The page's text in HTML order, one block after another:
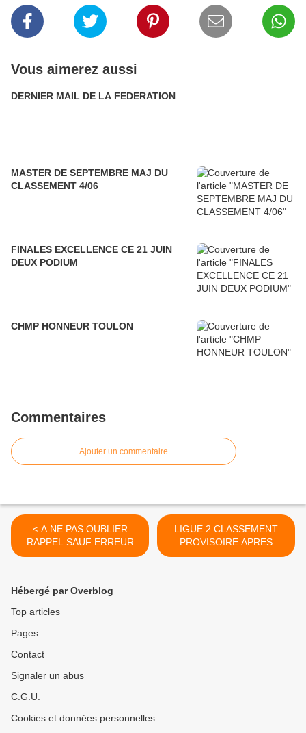
Vous aimerez aussi
DERNIER MAIL DE LA FEDERATION
MASTER DE SEPTEMBRE MAJ DU
CLASSEMENT 4/06
FINALES EXCELLENCE CE 21 JUIN
DEUX PODIUM
CHMP HONNEUR TOULON
Commentaires
Ajouter un commentaire
< A NE PAS OUBLIER
RAPPEL SAUF ERREUR
LIGUE 2 CLASSEMENT
PROVISOIRE APRES
SEMAINE 5 MAJ 13/04 >
Hébergé par Overblog
Top articles
Pages
Contact
Signaler un abus
C.G.U.
Cookies et données personnelles